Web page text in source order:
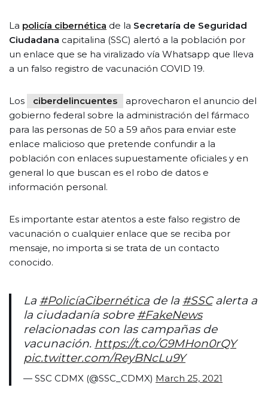
La policía cibernética de la Secretaría de Seguridad
Ciudadana capitalina (SSC) alertó a la población por
un enlace que se ha viralizado vía Whatsapp que lleva
a un falso registro de vacunación COVID 19.
Los ciberdelincuentes
aprovecharon el anuncio del
gobierno federal sobre la administración del fármaco
para las personas de 50 a 59 años para enviar este
enlace malicioso que pretende confundir a la
población con enlaces supuestamente oficiales y en
general lo que buscan es el robo de datos e
información personal.
Es importante estar atentos a este falso registro de
vacunación o cualquier enlace que se reciba por
mensaje, no importa si se trata de un contacto
conocido.
La #PolicíaCibernética de la #SSCalerta a
la ciudadanía sobre #FakeNews
relacionadas con las campañas de
vacunación. https://t.co/G9MHon0rQY
pic.twitter.com/ReyBNcLu9Y
— SSC CDMX (@SSC_CDMX) March 25, 2021